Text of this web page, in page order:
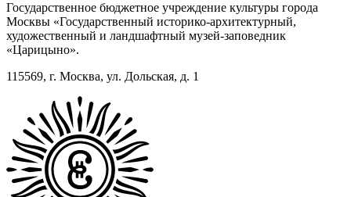
Государственное бюджетное учреждение культуры города
Москвы «Государственный историко-архитектурный,
художественный и ландшафтный музей-заповедник
«Царицыно».
115569, г. Москва, ул. Дольская, д. 1